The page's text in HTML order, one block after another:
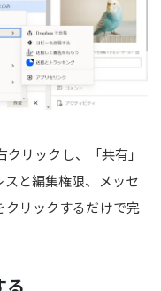
リックし、「共有」
と編集権限、メッセ
リックするだけで完
る